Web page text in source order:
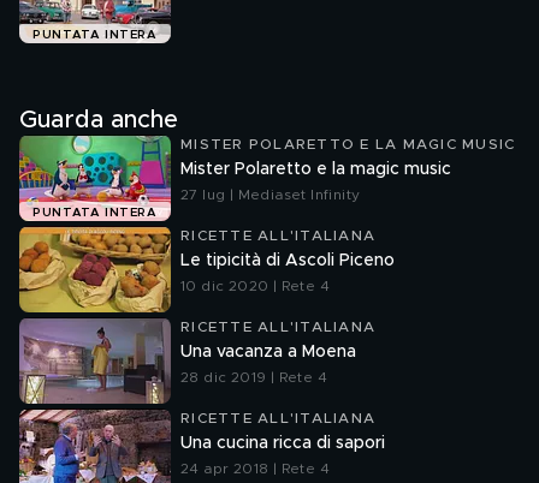
PUNTATA INTERA
Guarda anche
PUNTATA INTERA
MISTER POLARETTO E LA MAGIC MUSIC
Mister Polaretto e la magic music
27 lug | Mediaset Infinity
RICETTE ALL'ITALIANA
Le tipicità di Ascoli Piceno
10 dic 2020 | Rete 4
RICETTE ALL'ITALIANA
Una vacanza a Moena
28 dic 2019 | Rete 4
RICETTE ALL'ITALIANA
Una cucina ricca di sapori
24 apr 2018 | Rete 4